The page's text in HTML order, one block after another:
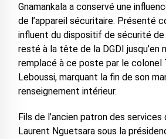
Gnamankala a conservé une
de l’appareil sécuritaire. Présenté
influent du dispositif de sécurité
resté à la tête de la DGDI jusqu’en
remplacé à ce poste par le colonel
Leboussi, marquant la fin de son
renseignement intérieur.
Fils de l’ancien patron des
Laurent Nguetsara sous la